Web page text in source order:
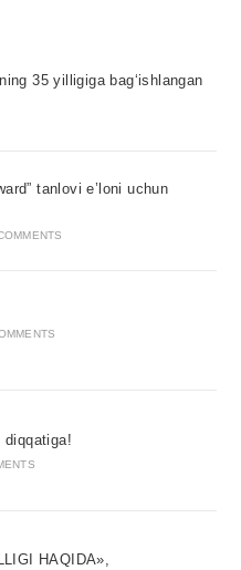
35 yilligiga bagʻishlangan
tanlovi e’loni uchun
diqqatiga!
HAQIDA»,